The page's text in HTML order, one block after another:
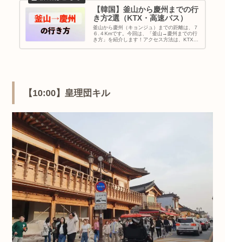
【韓国】釜山から慶州までの行
き方2選（KTX・高速バス）
釜山から慶州（キョンジュ）までの距離は、７
６.４Kmです。今回は、「釜山→慶州までの行
き方」を紹介します！アクセス方法は、KTXと
【10:00】皇理団キル